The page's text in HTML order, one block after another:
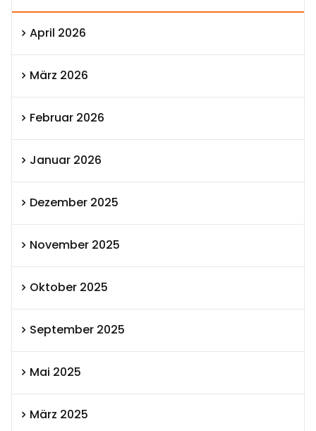
April 2026
März 2026
Februar 2026
Januar 2026
Dezember 2025
November 2025
Oktober 2025
September 2025
Mai 2025
März 2025